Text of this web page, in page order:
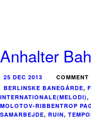
Anhalter
25 DEC 2013
BERLINSKE BANEGÅRDE,
INTERNATIONALE(MELODI),
MOLOTOV-RIBBENTROP
SAMARBEJDE, RUIN,